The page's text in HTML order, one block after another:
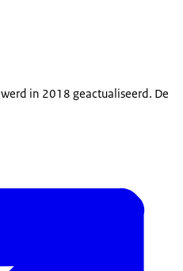
werd in 2018 geactualiseerd. De